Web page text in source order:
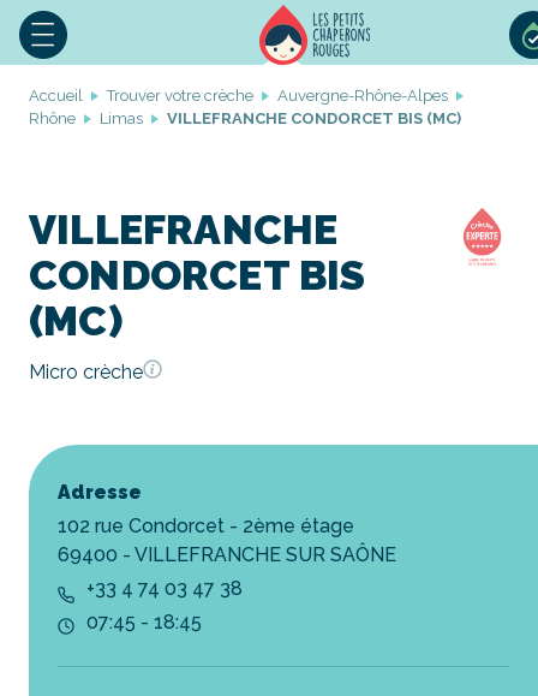
Accueil Trouver votre crèche
Auvergne-Rhône-Alpes
Rhône
Limas VILLEFRANCHE CONDORCET BIS (MC)
VILLEFRANCHE
CONDORCET BIS
(MC)
Micro crèche
Adresse
102 rue Condorcet - 2ème étage
69400 - VILLEFRANCHE SUR SAÔNE
+33 4 74 03 47 38
07:45 - 18:45